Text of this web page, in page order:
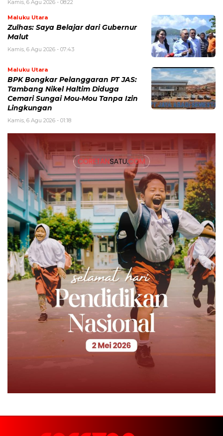
Kamis, 6 Agu 2026 - 08:22
Maluku Utara
Zulhas: Saya Belajar dari Gubernur
Malut
Kamis, 6 Agu 2026 - 07:43
Maluku Utara
BPK Bongkar Pelanggaran PT JAS:
Tambang Nikel Haltim Diduga
Cemari Sungai Mou-Mou Tanpa Izin
Lingkungan
Kamis, 6 Agu 2026 - 01:18